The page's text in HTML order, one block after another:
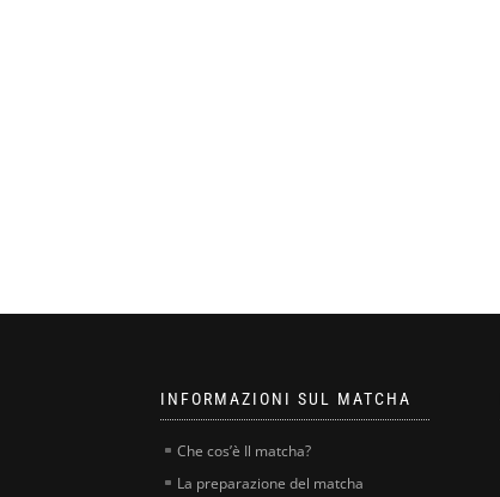
INFORMAZIONI SUL MATCHA
Che cos’è Il matcha?
La preparazione del matcha